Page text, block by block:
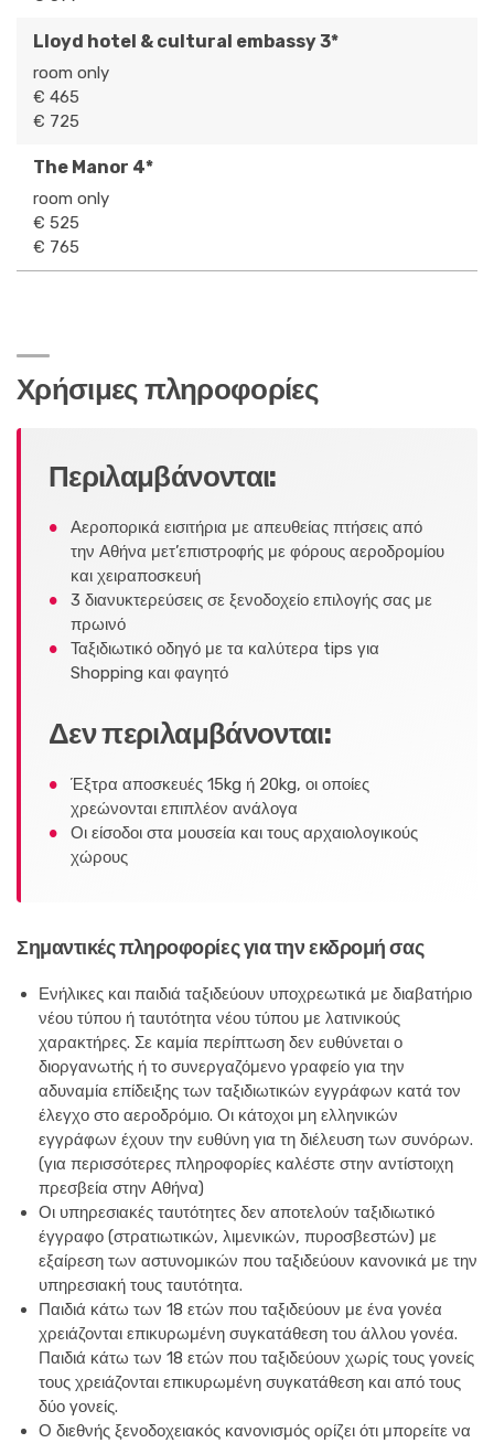
Lloyd hotel & cultural embassy 3*
room only
€ 465
€ 725
The Manor 4*
room only
€ 525
€ 765
Χρήσιμες πληροφορίες
Περιλαμβάνονται:
Αεροπορικά εισιτήρια με απευθείας πτήσεις από
την Αθήνα μετ’επιστροφής με φόρους αεροδρομίου
και χειραποσκευή
3 διανυκτερεύσεις σε ξενοδοχείο επιλογής σας με
πρωινό
Ταξιδιωτικό οδηγό με τα καλύτερα tips για
Shopping και φαγητό
Δεν περιλαμβάνονται:
Έξτρα αποσκευές 15kg ή 20kg, οι οποίες
χρεώνονται επιπλέον ανάλογα
Οι είσοδοι στα μουσεία και τους αρχαιολογικούς
χώρους
Σημαντικές πληροφορίες για την εκδρομή σας
Ενήλικες και παιδιά ταξιδεύουν υποχρεωτικά με διαβατήριο
νέου τύπου ή ταυτότητα νέου τύπου με λατινικούς
χαρακτήρες. Σε καμία περίπτωση δεν ευθύνεται ο
διοργανωτής ή το συνεργαζόμενο γραφείο για την
αδυναμία επίδειξης των ταξιδιωτικών εγγράφων κατά τον
έλεγχο στο αεροδρόμιο. Οι κάτοχοι μη ελληνικών
εγγράφων έχουν την ευθύνη για τη διέλευση των συνόρων.
(για περισσότερες πληροφορίες καλέστε στην αντίστοιχη
πρεσβεία στην Αθήνα)
Οι υπηρεσιακές ταυτότητες δεν αποτελούν ταξιδιωτικό
έγγραφο (στρατιωτικών, λιμενικών, πυροσβεστών) με
εξαίρεση των αστυνομικών που ταξιδεύουν κανονικά με την
υπηρεσιακή τους ταυτότητα.
Παιδιά κάτω των 18 ετών που ταξιδεύουν με ένα γονέα
χρειάζονται επικυρωμένη συγκατάθεση του άλλου γονέα.
Παιδιά κάτω των 18 ετών που ταξιδεύουν χωρίς τους γονείς
τους χρειάζονται επικυρωμένη συγκατάθεση και από τους
δύο γονείς.
Ο διεθνής ξενοδοχειακός κανονισμός ορίζει ότι μπορείτε να